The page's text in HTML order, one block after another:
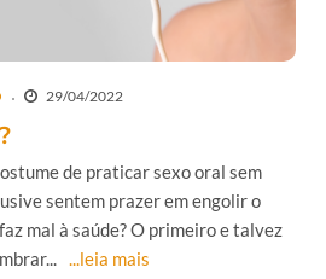
29/04/2022
de praticar sexo oral sem
sentem prazer em engolir o
mal à saúde? O primeiro e talvez
...leia mais